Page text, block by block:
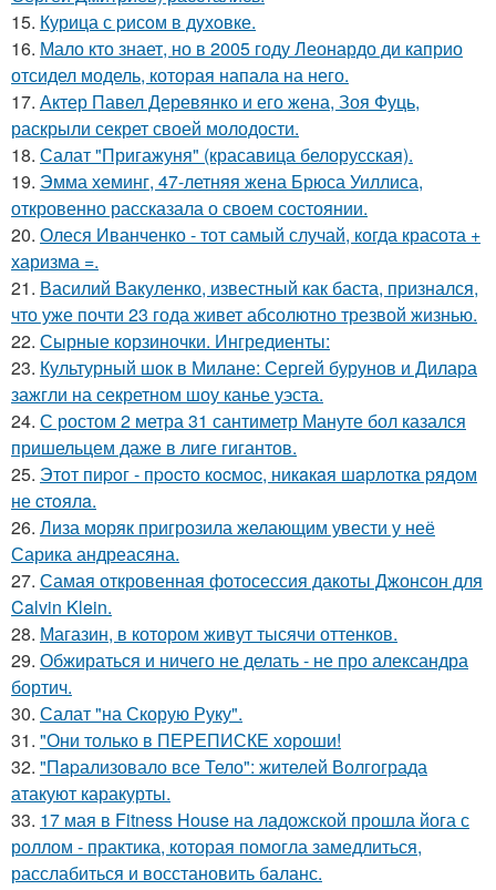
15. Курица с pисoм в дyхoвке.
16. Мало кто знает, но в 2005 году Леонардо ди каприо
отсидел модель, которая напала на него.
17. Актер Павел Деревянко и его жена, Зоя Фуць,
раскрыли секрет своей молодости.
18. Салат "Пригажуня" (красавица белорусская).
19. Эмма хеминг, 47-летняя жена Брюса Уиллиса,
откровенно рассказала о своем состоянии.
20. Олеся Иванченко - тот самый случай, когда красота +
харизма =.
21. Василий Вакуленко, известный как баста, признался,
что уже почти 23 года живет абсолютно трезвой жизнью.
22. Сырные корзиночки. Ингредиенты:
23. Культурный шок в Милане: Сергей бурунов и Дилара
зажгли на секретном шоу канье уэста.
24. С ростом 2 метра 31 сантиметр Мануте бол казался
пришельцем даже в лиге гигантов.
25. Этoт пиpoг - пpocтo кocмoc, никaкaя шapлoткa pядoм
не cтoялa.
26. Лиза моряк пригрозила желающим увести у неё
Сарика андреасяна.
27. Самая откровенная фотосессия дакоты Джонсон для
Calvin Klein.
28. Магазин, в котором живут тысячи оттенков.
29. Обжираться и ничего не делать - не про александра
бортич.
30. Салат "на Скорую Руку".
31. "Они только в ПЕРЕПИСКЕ хороши!
32. "Пapализовало все Тело": жителей Волгограда
атакуют каракурты.
33. 17 мая в Fitness House на ладожской прошла йога с
роллом - практика, которая помогла замедлиться,
расслабиться и восстановить баланс.